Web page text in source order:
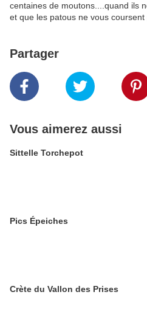
centaines de moutons....quand ils
et que les patous ne vous coursent
Partager
Vous aimerez aussi
Sittelle Torchepot
Pics Épeiches
Crète du Vallon des Prises